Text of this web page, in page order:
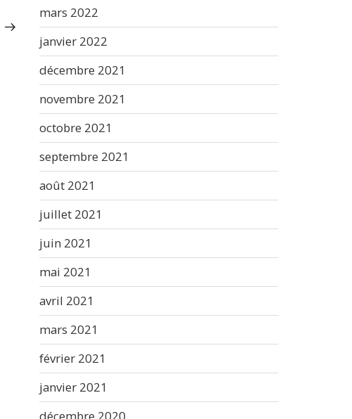
mars 2022
janvier 2022
décembre 2021
novembre 2021
octobre 2021
septembre 2021
août 2021
juillet 2021
juin 2021
mai 2021
avril 2021
mars 2021
février 2021
janvier 2021
décembre 2020